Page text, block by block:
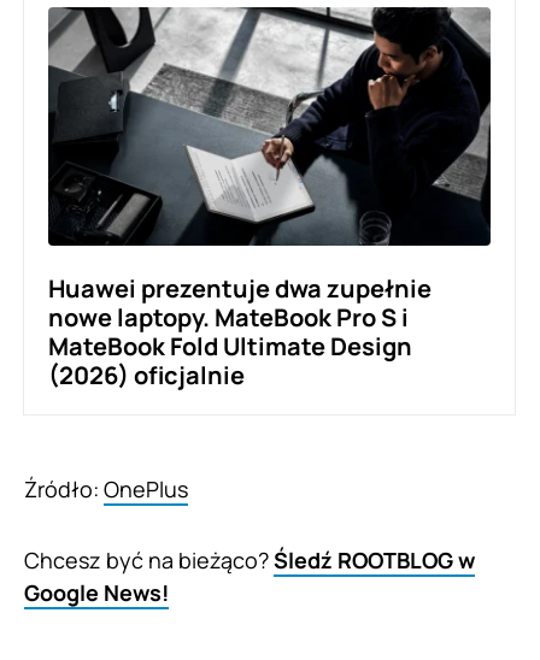
Huawei prezentuje dwa zupełnie
nowe laptopy. MateBook Pro S i
MateBook Fold Ultimate Design
(2026) oficjalnie
Źródło: OnePlus
Chcesz być na bieżąco?Śledź ROOTBLOG w
Google News!